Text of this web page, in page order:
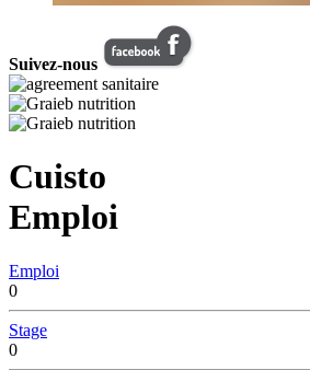
Suivez-nous
Cuisto
Emploi
Emploi
0
Stage
0